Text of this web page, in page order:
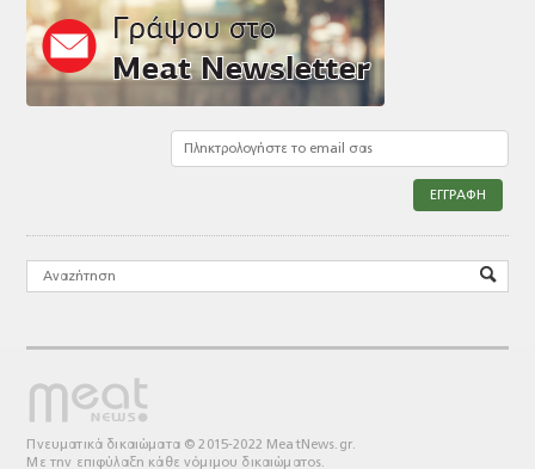
Πνευματικά δικαιώματα © 2015-2022 MeatNews.gr.
Με την επιφύλαξη κάθε νόμιμου δικαιώματος.